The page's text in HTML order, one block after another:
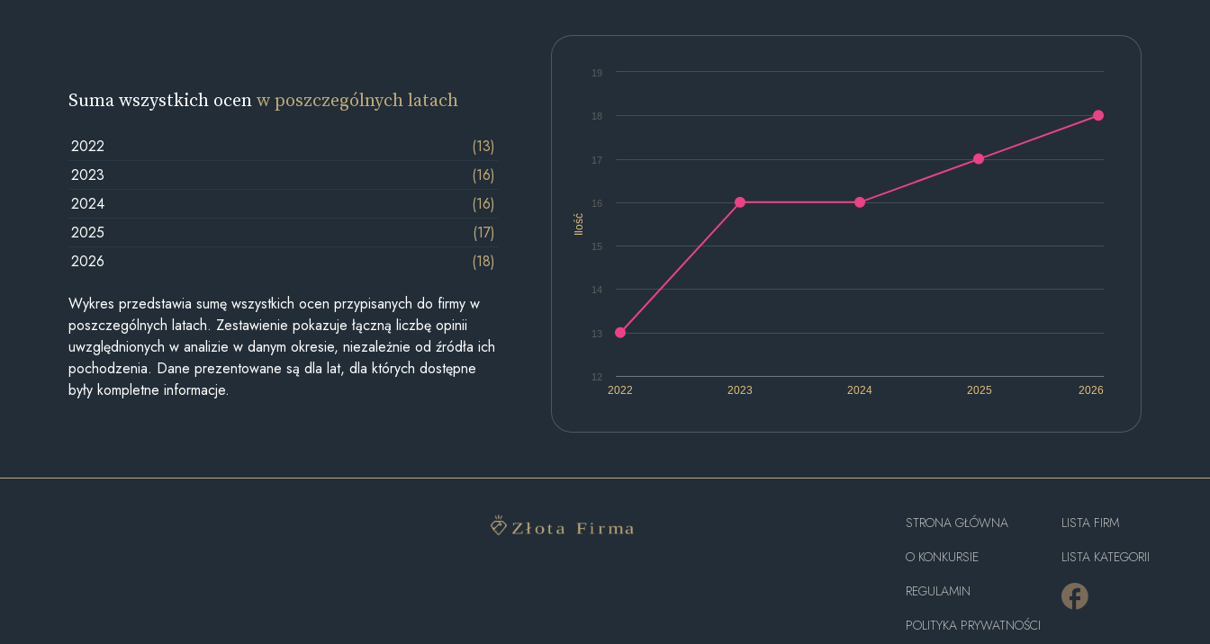
Ilość
2022 2023 2024 2025 2026
12
13
14
15
16
17
18
19
Suma wszystkich ocenw poszczególnych latach
2022
(13)
2023
(16)
2024
(16)
2025
(17)
2026
(18)
Wykres przedstawia sumę wszystkich ocen przypisanych do firmy w
poszczególnych latach. Zestawienie pokazuje łączną liczbę opinii
uwzględnionych w analizie w danym okresie, niezależnie od źródła ich
pochodzenia. Dane prezentowane są dla lat, dla których dostępne
były kompletne informacje.
STRONA GŁÓWNA
O KONKURSIE
REGULAMIN
POLITYKA PRYWATNOŚCI
LISTA FIRM
LISTA KATEGORII